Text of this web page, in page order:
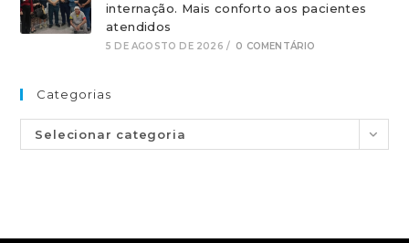
internação. Mais conforto aos pacientes
atendidos
5 DE AGOSTO DE 2026 / 0 COMENTÁRIO
Categorias
Selecionar categoria